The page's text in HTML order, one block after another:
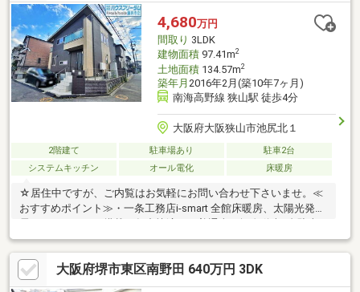
家～マイホームの夢を叶えませんか？現地ご案内、建物のご見学
はお気軽に誠ホームサービスまでお問合せくださいませ。
4,680万円
間取り 3LDK
建物面積97.41m2
土地面積134.57m2
築年月 2016年2月(築10年7ヶ月)
南海高野線 狭山駅 徒歩4分
大阪府大阪狭山市池尻北１
2階建て 駐車場あり
駐車2台
システムキッチン
オール電化 床暖房
☆居住中ですが、ご内覧はお気軽にお問い合わせ下さいませ。≪
おすすめポイント≫・一条工務店i-smart 全館床暖房、太陽光発
可能！・小学校まで徒歩6分の立地で、周辺は閑静な住宅街。・築
10年で室外、室内共に綺麗です。----*----*----*----*----*----*----*----*---
-上場企業ならではの金融機関との提携「住宅ローンを借りれるか
心配されている方」「充実した内容の住宅ローンをお探しの方」‥
大阪府堺市東区南野田 640万円 3DK